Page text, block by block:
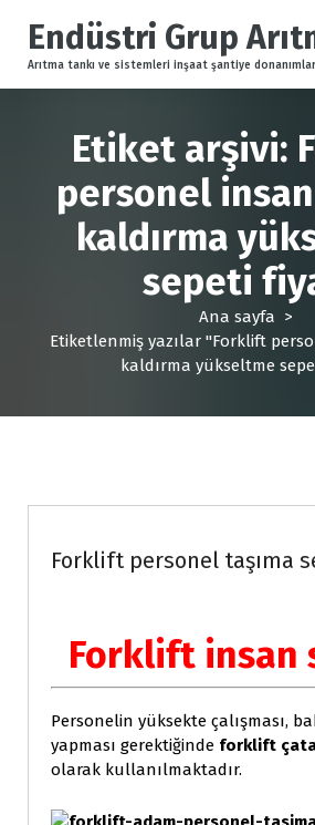
r
Endüstri Grup
Arıtma tankı ve sistemleri inşaat şantiye
Etiket arşivi:
personel
kaldırma
sepeti
Ana sayfa >
Etiketlenmiş yazılar "Forklift
kaldırma yükseltme
Forklift personel taşıma
Forklift insan
Personelin yüksekte çalışması,
yapması gerektiğinde forklift
olarak kullanılmaktadır.